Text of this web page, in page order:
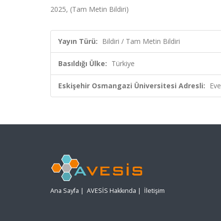
2025, (Tam Metin Bildiri)
Yayın Türü: Bildiri / Tam Metin Bildiri
Basıldığı Ülke: Türkiye
Eskişehir Osmangazi Üniversitesi Adresli:
Ana Sayfa | AVESİS Hakkında | İletişim